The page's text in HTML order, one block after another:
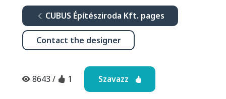
CUBUS Építésziroda Kft. pages
Contact the designer
8643 / 1 Szavazz